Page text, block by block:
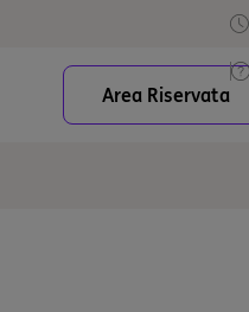
Area Riservata